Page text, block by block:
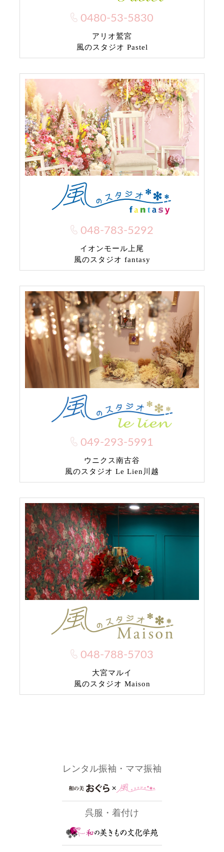
0480-53-5830
アリオ鷲宮
風のスタジオ Pastel
048-783-5292
イオンモール上尾
風のスタジオ fantasy
049-293-5991
ウニクス南古谷
風のスタジオ Le Lien川越
048-788-5703
大宮マルイ
風のスタジオ Maison
レンタル振袖・ママ振袖
呉服・着付け